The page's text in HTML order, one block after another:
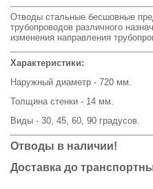
Отводы стальные бесшовные
трубопроводов различного
изменения направления
Характеристики:
Наружный диаметр - 720 мм.
Толщина стенки - 14 мм.
Виды - 30, 45, 60, 90 градусов.
Отводы в наличии!
Доставка до